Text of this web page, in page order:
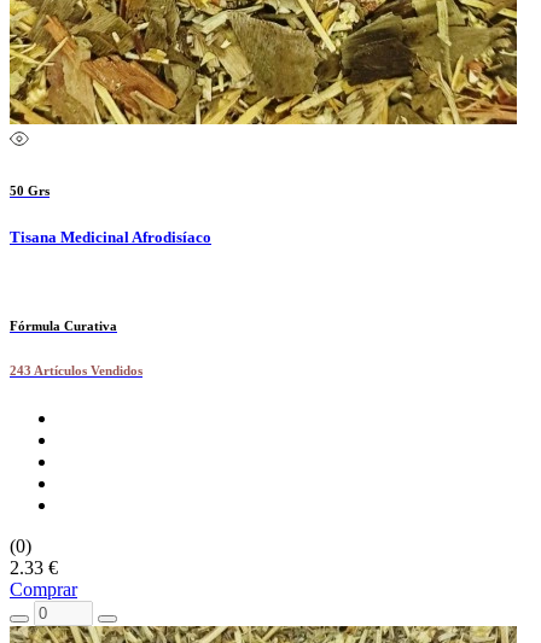
50 Grs
Tisana Medicinal Afrodisíaco
Fórmula Curativa
243 Artículos Vendidos
(0)
2.33 €
Comprar